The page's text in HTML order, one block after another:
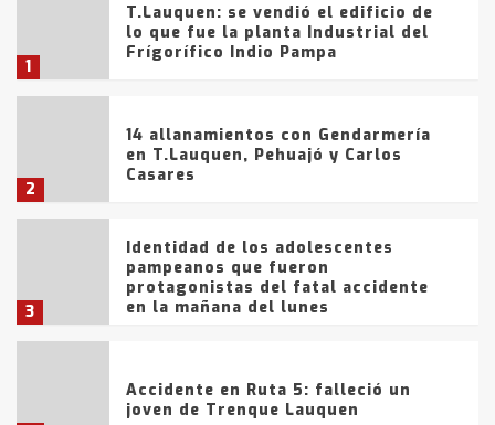
1
T.Lauquen: se vendió el edificio de
lo que fue la planta Industrial del
Frígorífico Indio Pampa
2
14 allanamientos con Gendarmería
en T.Lauquen, Pehuajó y Carlos
Casares
3
Identidad de los adolescentes
pampeanos que fueron
protagonistas del fatal accidente
en la mañana del lunes
Accidente en Ruta 5: falleció un
joven de Trenque Lauquen